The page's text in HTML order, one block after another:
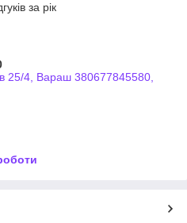
за рік
25/4, Вараш 380677845580,